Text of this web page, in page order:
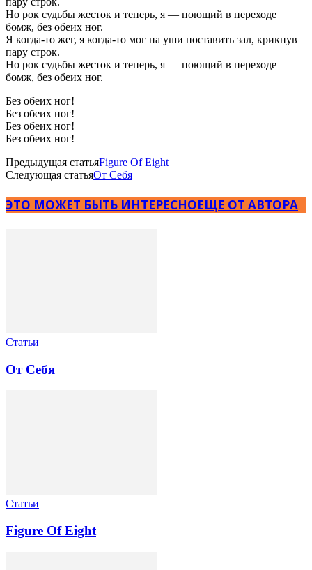
Но рок судьбы жесток и теперь, я — поющий в переходе
бомж, без обеих ног.
Я когда-то жег, я когда-то мог на уши поставить зал, крикнув
пару строк.
Но рок судьбы жесток и теперь, я — поющий в переходе
бомж, без обеих ног.
Без обеих ног!
Без обеих ног!
Без обеих ног!
Без обеих ног!
Предыдущая статьяFigure Of Eight
Следующая статьяОт Себя
ЭТО МОЖЕТ БЫТЬ ИНТЕРЕСНОЕЩЕ ОТ АВТОРА
Статьи
От Себя
Статьи
Figure Of Eight